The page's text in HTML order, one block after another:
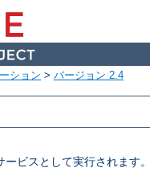
ション > バージョン 2.4
ビスとして実行されます